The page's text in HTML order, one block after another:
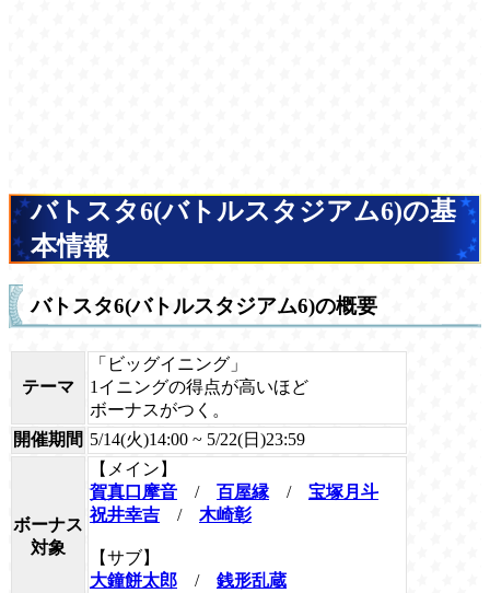
バトスタ6(バトルスタジアム6)の基
本情報
バトスタ6(バトルスタジアム6)の概要
テーマ
「ビッグイニング」
1イニングの得点が高いほど
ボーナスがつく。
開催期間 5/14(火)14:00 ~ 5/22(日)23:59
ボーナス
対象
【メイン】
賀真口摩音 / 百屋縁 / 宝塚月斗
祝井幸吉 / 木崎彰
【サブ】
大鐘餅太郎 / 銭形乱蔵